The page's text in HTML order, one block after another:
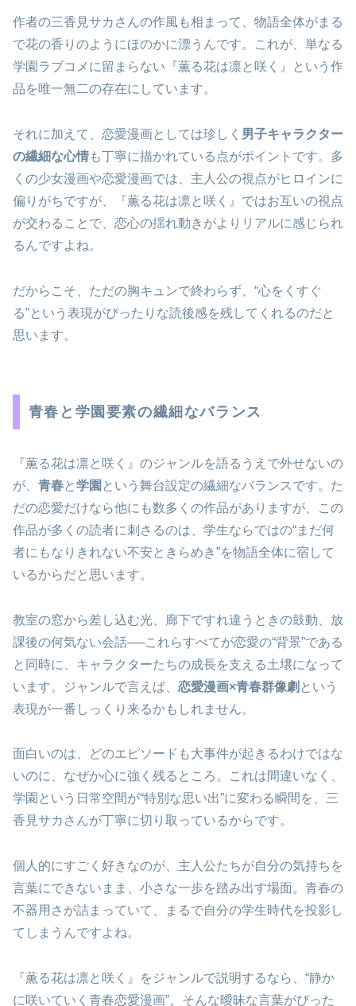
作者の三香見サカさんの作風も相まって、物語全体がまる
で花の香りのようにほのかに漂うんです。これが、単なる
学園ラブコメに留まらない『薫る花は凛と咲く』という作
品を唯一無二の存在にしています。
それに加えて、恋愛漫画としては珍しく 男子キャラクター
の繊細な心情も丁寧に描かれている点がポイントです。多
くの少女漫画や恋愛漫画では、主人公の視点がヒロインに
偏りがちですが、『薫る花は凛と咲く』ではお互いの視点
が交わることで、恋心の揺れ動きがよりリアルに感じられ
るんですよね。
だからこそ、ただの胸キュンで終わらず、“心をくすぐ
る”という表現がぴったりな読後感を残してくれるのだと
思います。
青春と学園要素の繊細なバランス
『薫る花は凛と咲く』のジャンルを語るうえで外せないの
が、 青春と学園 という舞台設定の繊細なバランスです。た
だの恋愛だけなら他にも数多くの作品がありますが、この
作品が多くの読者に刺さるのは、学生ならではの“まだ何
者にもなりきれない不安ときらめき”を物語全体に宿して
いるからだと思います。
教室の窓から差し込む光、廊下ですれ違うときの鼓動、放
課後の何気ない会話──これらすべてが恋愛の“背景”である
と同時に、キャラクターたちの成長を支える土壌になって
います。ジャンルで言えば、 恋愛漫画×青春群像劇 という
表現が一番しっくり来るかもしれません。
面白いのは、どのエピソードも大事件が起きるわけではな
いのに、なぜか心に強く残るところ。これは間違いなく、
学園という日常空間が“特別な思い出”に変わる瞬間を、三
香見サカさんが丁寧に切り取っているからです。
個人的にすごく好きなのが、主人公たちが自分の気持ちを
言葉にできないまま、小さな一歩を踏み出す場面。青春の
不器用さが詰まっていて、まるで自分の学生時代を投影し
てしまうんですよね。
『薫る花は凛と咲く』をジャンルで説明するなら、“静か
に咲いていく青春恋愛漫画”。そんな曖昧な言葉がぴった